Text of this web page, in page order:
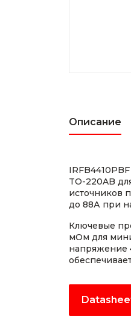
Описание
TO-220AB
источников
до 88А при
Ключевые
мОм для
напряжение